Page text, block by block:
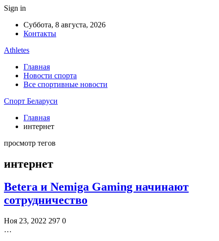
Sign in
Суббота, 8 августа, 2026
Контакты
Athletes
Главная
Новости спорта
Все спортивные новости
Спорт Беларуси
Главная
интернет
просмотр тегов
интернет
Betera и Nemiga Gaming начинают
сотрудничество
Ноя 23, 2022 297 0
…